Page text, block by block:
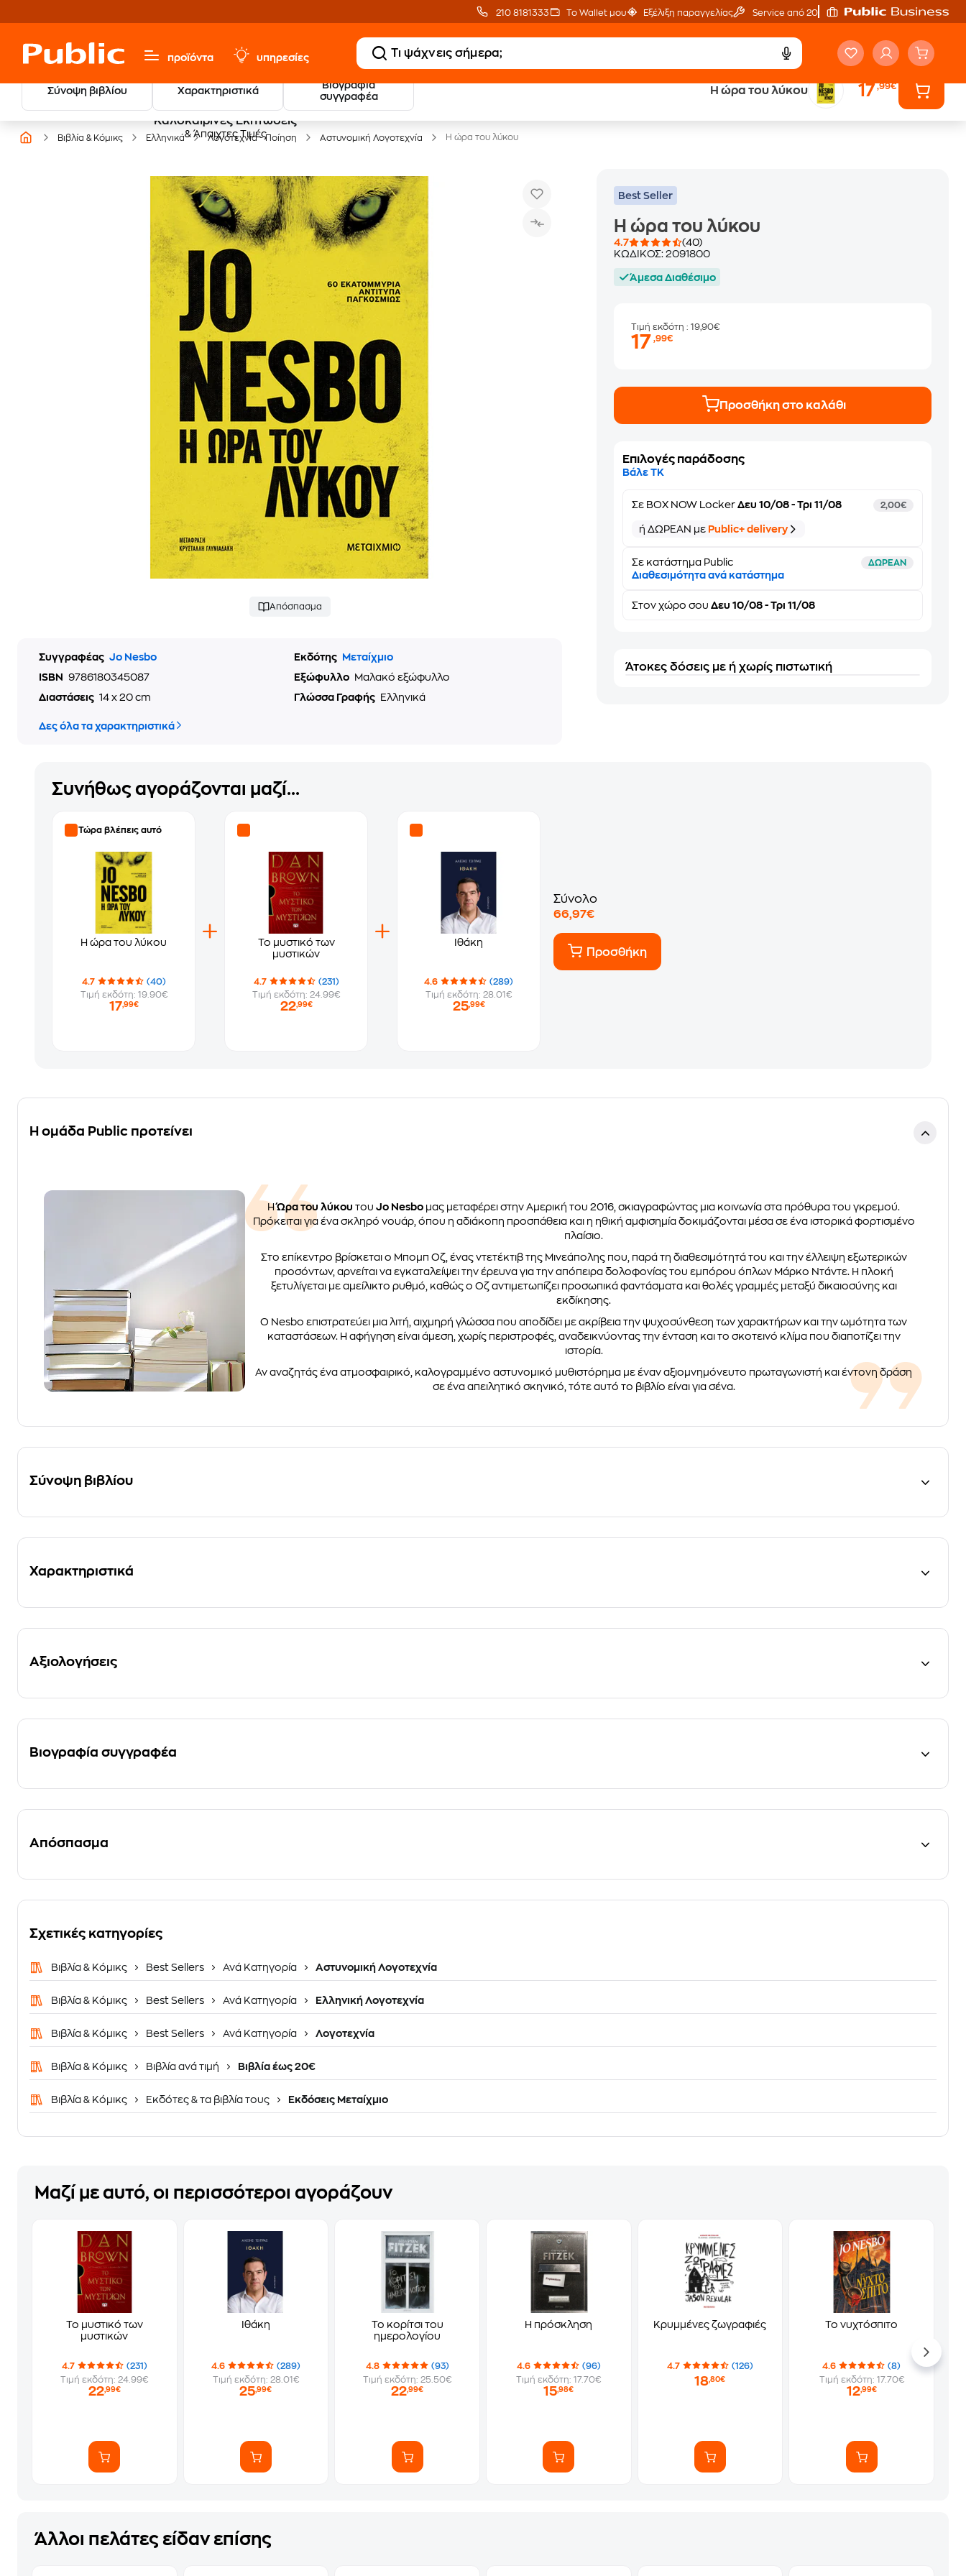
210 8181333 Το Wallet μου Εξέλιξη παραγγελίας Service από 20'
προϊόντα υπηρεσίες
Σύνοψη βιβλίου Χαρακτηριστικά
Βιογραφία
συγγραφέα
Η ώρα του λύκου 17,99€
Καλοκαιρινές Εκπτώσεις
& Άπαιχτες Τιμές
20 € Public επιστροφή
με Snappi
Έλα στον κόσμο
Βιβλία & Κόμικς Ελληνικά Λογοτεχνία - Ποίηση Αστυνομική Λογοτεχνία Η ώρα του λύκου
Απόσπασμα
Συγγραφέας Jo Nesbo Εκδότης
Μεταίχμιο
ISBN
9786180345087 Εξώφυλλο
Μαλακό εξώφυλλο
Διαστάσεις 14 x 20 cm Γλώσσα Γραφής Ελληνικά
Δες όλα τα χαρακτηριστικά
Best Seller
Η ώρα του λύκου
4.7
(40)
ΚΩΔΙΚΟΣ:2091800
Άμεσα Διαθέσιμο
Τιμή εκδότη: 19,90€
17,99€
Προσθήκη στο καλάθι
Επιλογές παράδοσης
Βάλε ΤΚ
Σε BOX NOW Locker Δευ 10/08 - Τρι 11/08 2,00€
ή ΔΩΡΕΑΝ με Public+ delivery
Σε κατάστημα Public ΔΩΡΕΑΝ
Διαθεσιμότητα ανά κατάστημα
Στονχώρο σου Δευ 10/08 - Τρι 11/08
Άτοκες δόσεις με ή χωρίς πιστωτική
Συνήθως αγοράζονται μαζί...
Τώρα βλέπεις αυτό
Η ώρα του λύκου
4.7
(40)
Τιμή εκδότη: 19.90€
17,99€
Το μυστικό των
μυστικών
4.7
(231)
Τιμή εκδότη: 24.99€
22,99€
Ιθάκη
4.6
(289)
Τιμή εκδότη: 28.01€
25,99€
Σύνολο
66,97€
Προσθήκη
Η ομάδα Public προτείνει
ΗΏρα του λύκου του Jo Nesbo μας μεταφέρει στην Αμερική του 2016, σκιαγραφώντας μια κοινωνία στα πρόθυρα του γκρεμού.
Πρόκειται για ένα σκληρό νουάρ, όπου η αδιάκοπη προσπάθεια και η ηθική αμφισημία δοκιμάζονται μέσα σε ένα ιστορικά φορτισμένο
πλαίσιο.
Στο επίκεντρο βρίσκεται ο Μπομπ Οζ, ένας ντετέκτιβ της Μινεάπολης που, παρά τη διαθεσιμότητά του και την έλλειψη εξωτερικών
προσόντων, αρνείται να εγκαταλείψει την έρευνα για την απόπειρα δολοφονίας του εμπόρου όπλων Μάρκο Ντάντε. Η πλοκή
ξετυλίγεται με αμείλικτο ρυθμό, καθώς ο Οζ αντιμετωπίζει προσωπικά φαντάσματα και θολές γραμμές μεταξύ δικαιοσύνης και
εκδίκησης.
Ο Nesbo επιστρατεύει μια λιτή, αιχμηρή γλώσσα που αποδίδει με ακρίβεια την ψυχοσύνθεση των χαρακτήρων και την ωμότητα των
καταστάσεων. Η αφήγηση είναι άμεση, χωρίς περιστροφές, αναδεικνύοντας την ένταση και το σκοτεινό κλίμα που διαποτίζει την
ιστορία.
Αν αναζητάς ένα ατμοσφαιρικό, καλογραμμένο αστυνομικό μυθιστόρημα με έναν αξιομνημόνευτο πρωταγωνιστή και έντονη δράση
σε ένα απειλητικό σκηνικό, τότε αυτό το βιβλίο είναι για σένα.
Σύνοψη βιβλίου
Χαρακτηριστικά
Αξιολογήσεις
Βιογραφία συγγραφέα
Απόσπασμα
Σχετικές κατηγορίες
Βιβλία & Κόμικς Best Sellers Ανά Κατηγορία Αστυνομική Λογοτεχνία
Βιβλία & Κόμικς Best Sellers Ανά Κατηγορία Ελληνική Λογοτεχνία
Βιβλία & Κόμικς Best Sellers Ανά Κατηγορία Λογοτεχνία
Βιβλία & Κόμικς Βιβλία ανά τιμή Βιβλία έως 20€
Βιβλία & Κόμικς Εκδότες & τα βιβλία τους Εκδόσεις Μεταίχμιο
Μαζί με αυτό, οι περισσότεροι αγοράζουν
Το μυστικό των
μυστικών
4.7
(231)
Τιμή εκδότη: 24.99€
22,99€
Ιθάκη
4.6
(289)
Τιμή εκδότη: 28.01€
25,99€
Το κορίτσι του
ημερολογίου
4.8
(93)
Τιμή εκδότη: 25.50€
22,99€
Η πρόσκληση
4.6
(96)
Τιμή εκδότη: 17.70€
15,98€
Κρυμμένες ζωγραφιές
4.7 (126)
18,80€
Το νυχτόσπιτο
4.6
(8)
Τιμή εκδότη: 17.70€
12,99€
Άλλοι πελάτες είδαν επίσης